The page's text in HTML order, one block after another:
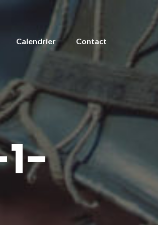
Calendrier Contact